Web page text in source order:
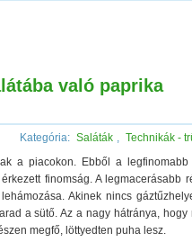
való paprika
Kategória: Saláták , Technikák -
a piacokon. Ebből a
finomság. A legmacerásabb
Akinek nincs
a sütő. Az a nagy hátránya, hogy
megfő, löttyedten puha lesz.